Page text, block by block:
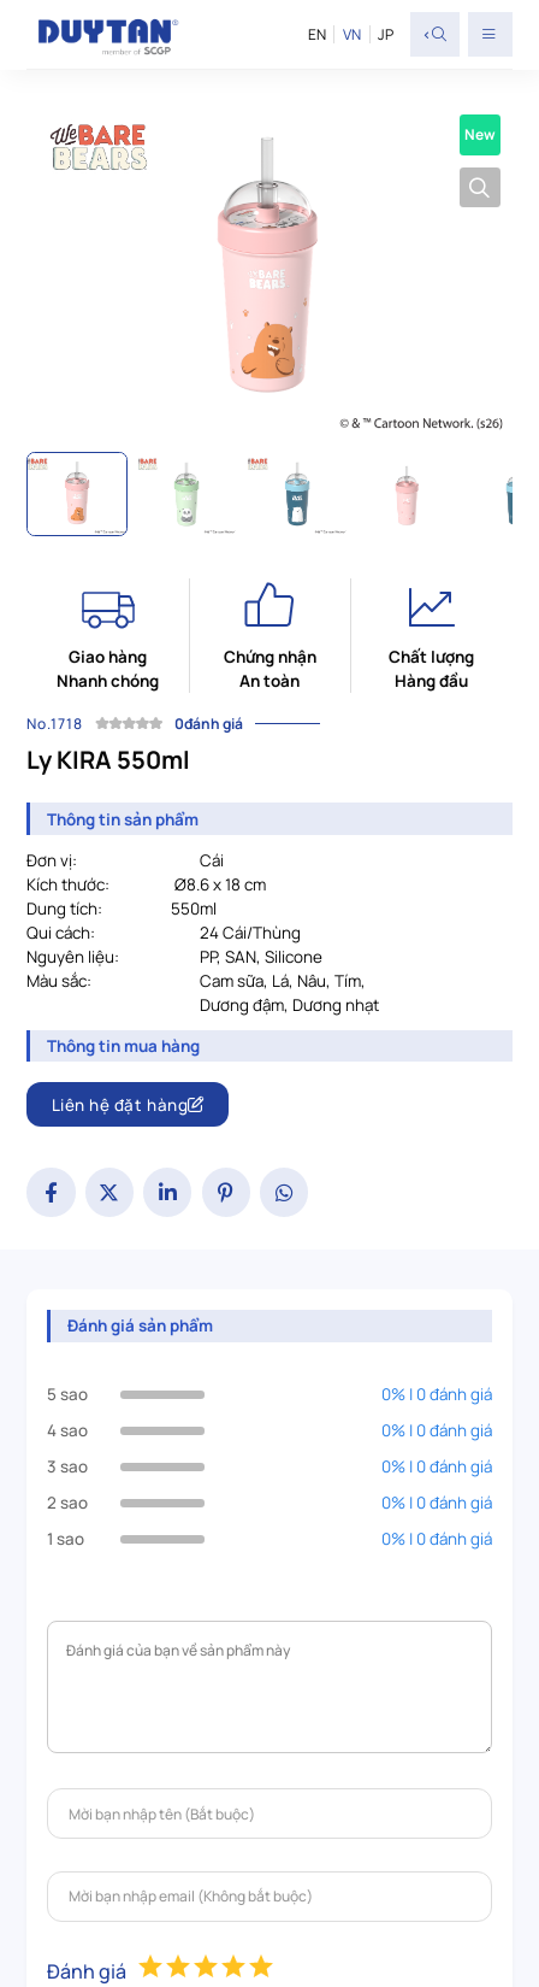
EN VN JP <
New
Giao hàng
Nhanh chóng
Chứng nhận
An toàn
Chất lượng
Hàng đầu
No.1718 0đánh giá
Ly KIRA 550ml
Thông tin sản phẩm
Đơn vị:
					C
ái
Kích thước:
Ø8.6 x 18 cm
Dung tích:
550ml
Qui cách:
24 Cái/Thùng
Nguyên liệu:
PP, SAN, Silicone
Màu sắc:
				Cam sữa, Lá, Nâu, Tím,
Dương đậm, Dương nhạt
Thông tin mua hàng
Liên hệ đặt hàng
Đánh giá sản phẩm
5 sao
0% | 0 đánh giá
4 sao
0% | 0 đánh giá
3 sao
0% | 0 đánh giá
2 sao
0% | 0 đánh giá
1 sao
0% | 0 đánh giá
Đánh giá